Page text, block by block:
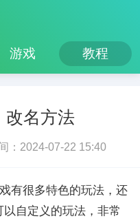
游戏 教程
改名方法
：2024-07-22 15:40
有很多特色的玩法，还
自定义的玩法，非常